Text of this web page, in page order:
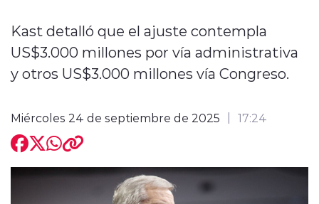
Kast detalló que el ajuste contempla
US$3.000 millones por vía administrativa
y otros US$3.000 millones vía Congreso.
Miércoles 24 de septiembre de 2025 17:24